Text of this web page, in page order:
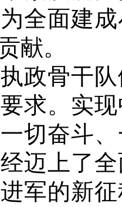
全面建
献。
骨干队
求。实
切奋斗
迈上了
军的新